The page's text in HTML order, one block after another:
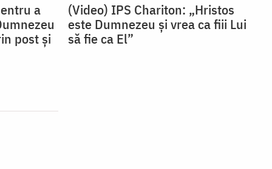
a
post și
(Video) IPS Chariton: „Hristos
este Dumnezeu și vrea ca fiii Lui
să fie ca El”